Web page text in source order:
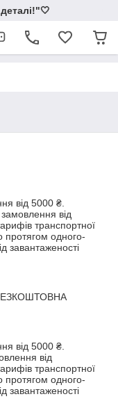
від 5000 ₴.
від
транспортної
протягом одного-
завантаженості
БЕЗКОШТОВНА
від 5000 ₴.
від
транспортної
протягом одного-
завантаженості